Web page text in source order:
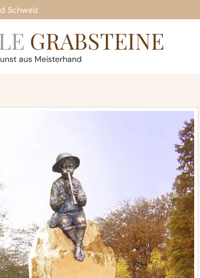
Schweiz
GRABSTEINE
aus Meisterhand